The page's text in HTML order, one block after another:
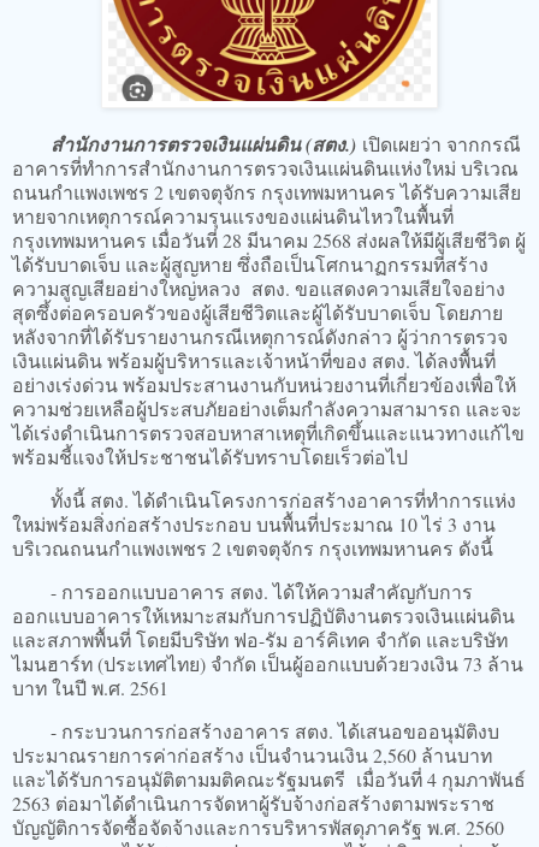
สำนักงานการตรวจเงินแผ่นดิน (สตง.) เปิดเผยว่า จากกรณี
อาคารที่ทำการสำนักงานการตรวจเงินแผ่นดินแห่งใหม่ บริเวณ
ถนนกำแพงเพชร 2 เขตจตุจักร กรุงเทพมหานคร ได้รับความเสีย
หายจากเหตุการณ์ความรุนแรงของแผ่นดินไหวในพื้นที่
กรุงเทพมหานคร เมื่อวันที่ 28 มีนาคม 2568 ส่งผลให้มีผู้เสียชีวิต ผู้
ได้รับบาดเจ็บ และผู้สูญหาย ซึ่งถือเป็นโศกนาฏกรรมที่สร้าง
ความสูญเสียอย่างใหญ่หลวง สตง. ขอแสดงความเสียใจอย่าง
สุดซึ้งต่อครอบครัวของผู้เสียชีวิตและผู้ได้รับบาดเจ็บ โดยภาย
หลังจากที่ได้รับรายงานกรณีเหตุการณ์ดังกล่าว ผู้ว่าการตรวจ
เงินแผ่นดิน พร้อมผู้บริหารและเจ้าหน้าที่ของ สตง. ได้ลงพื้นที่
อย่างเร่งด่วน พร้อมประสานงานกับหน่วยงานที่เกี่ยวข้องเพื่อให้
ความช่วยเหลือผู้ประสบภัยอย่างเต็มกำลังความสามารถ และจะ
ได้เร่งดำเนินการตรวจสอบหาสาเหตุที่เกิดขึ้นและแนวทางแก้ไข
พร้อมชี้แจงให้ประชาชนได้รับทราบโดยเร็วต่อไป
ทั้งนี้ สตง. ได้ดำเนินโครงการก่อสร้างอาคารที่ทำการแห่ง
ใหม่พร้อมสิ่งก่อสร้างประกอบ บนพื้นที่ประมาณ 10 ไร่ 3 งาน
บริเวณถนนกำแพงเพชร 2 เขตจตุจักร กรุงเทพมหานคร ดังนี้
- การออกแบบอาคาร สตง. ได้ให้ความสำคัญกับการ
ออกแบบอาคารให้เหมาะสมกับการปฏิบัติงานตรวจเงินแผ่นดิน
และสภาพพื้นที่ โดยมีบริษัท ฟอ-รัม อาร์คิเทค จำกัด และบริษัท
ไมนฮาร์ท (ประเทศไทย) จำกัด เป็นผู้ออกแบบด้วยวงเงิน 73 ล้าน
บาท ในปี พ.ศ. 2561
- กระบวนการก่อสร้างอาคาร สตง. ได้เสนอขออนุมัติงบ
ประมาณรายการค่าก่อสร้าง เป็นจำนวนเงิน 2,560 ล้านบาท
และได้รับการอนุมัติตามมติคณะรัฐมนตรี เมื่อวันที่ 4 กุมภาพันธ์
2563 ต่อมาได้ดำเนินการจัดหาผู้รับจ้างก่อสร้างตามพระราช
บัญญัติการจัดซื้อจัดจ้างและการบริหารพัสดุภาครัฐ พ.ศ. 2560